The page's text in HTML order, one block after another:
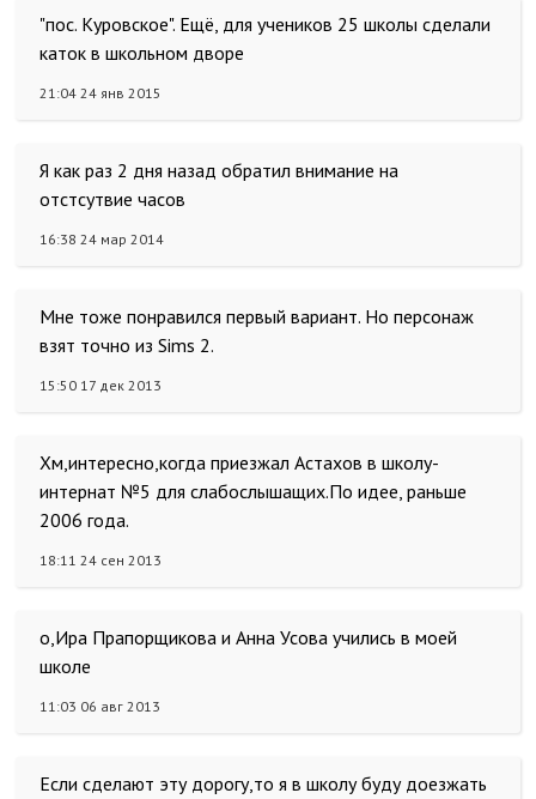
"пос. Куровское". Ещё, для учеников 25 школы сделали
каток в школьном дворе
21:04 24 янв 2015
Я как раз 2 дня назад обратил внимание на
отстсутвие часов
16:38 24 мар 2014
Мне тоже понравился первый вариант. Но персонаж
взят точно из Sims 2.
15:50 17 дек 2013
Хм,интересно,когда приезжал Астахов в школу-
интернат №5 для слабослышащих.По идее, раньше
2006 года.
18:11 24 сен 2013
о,Ира Прапорщикова и Анна Усова учились в моей
школе
11:03 06 авг 2013
Если сделают эту дорогу,то я в школу буду доезжать